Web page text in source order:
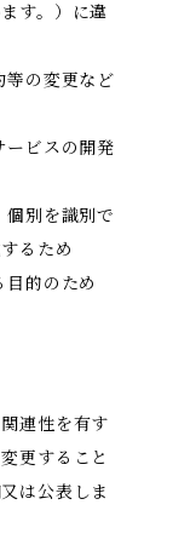
す。）に違
等の変更など
ービスの開発
個別を識別で
るため
目的のため
連性を有す
更すること
は公表しま